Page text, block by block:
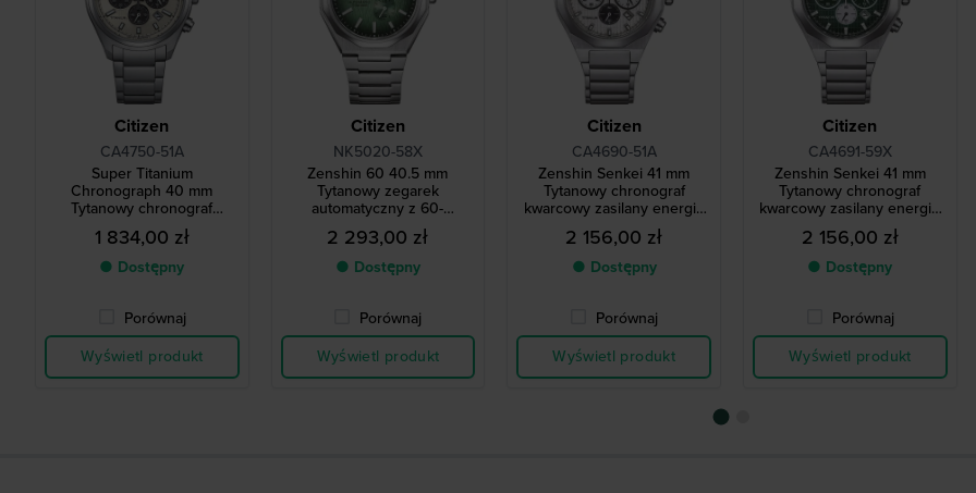
Citizen
CA4750-51A
Super Titanium
Chronograph 40 mm
Tytanowy chronograf
kwarcowy zasilany energią
słoneczną z datownikiem
1 834,00 zł
● Dostępny
Porównaj
Wyświetl produkt
Citizen
NK5020-58X
Zenshin 60 40.5 mm
Tytanowy zegarek
automatyczny z 60-
godzinną rezerwą mocy
2 293,00 zł
● Dostępny
Porównaj
Wyświetl produkt
Citizen
CA4690-51A
Zenshin Senkei 41 mm
Tytanowy chronograf
kwarcowy zasilany energią
słoneczną
2 156,00 zł
● Dostępny
Porównaj
Wyświetl produkt
Citizen
CA4691-59X
Zenshin Senkei 41 mm
Tytanowy chronograf
kwarcowy zasilany energią
słoneczną
2 156,00 zł
● Dostępny
Porównaj
Wyświetl produkt